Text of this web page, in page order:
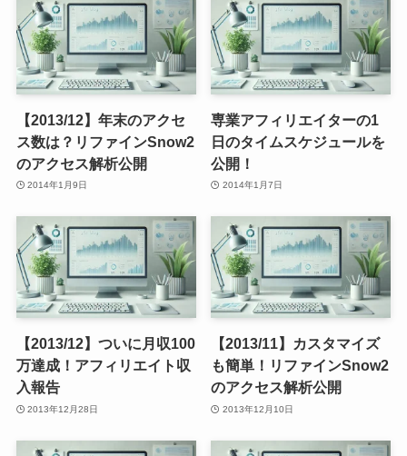
【2013/12】年末のアクセ
ス数は？リファインSnow2
のアクセス解析公開
2014年1月9日
専業アフィリエイターの1
日のタイムスケジュールを
公開！
2014年1月7日
【2013/12】ついに月収100
万達成！アフィリエイト収
入報告
2013年12月28日
【2013/11】カスタマイズ
も簡単！リファインSnow2
のアクセス解析公開
2013年12月10日